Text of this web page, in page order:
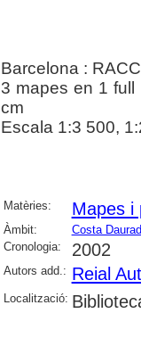
Barcelona :
3 mapes en 1
cm
Escala 1:3 500,
Matèries: Mapes i
Àmbit: Costa
Cronologia:
2002
Autors add.: Reial
Localització: